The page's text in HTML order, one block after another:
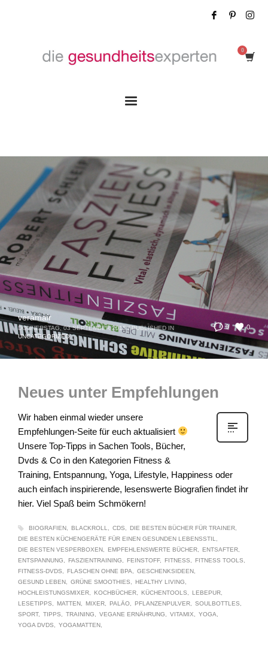
0 0
veramair
DONNERSTAG, 03 SEPTEMBER 2015 / PUBLISHED IN
UNCATEGORIZED
Neues unter Empfehlungen
Wir haben einmal wieder unsere
Empfehlungen-Seite für euch aktualisiert
Unsere Top-Tipps in Sachen Tools, Bücher,
Dvds & Co in den Kategorien Fitness &
Training, Entspannung, Yoga, Lifestyle, Happiness oder
auch einfach inspirierende, lesenswerte Biografien findet ihr
hier. Viel Spaß beim Schmökern!
BIOGRAFIEN BLACKROLL CDS
DIE BESTEN BÜCHER FÜR TRAINER
DIE BESTEN KÜCHENGERÄTE FÜR EINEN GESUNDEN LEBENSSTIL
DIE BESTEN VESPERBOXEN
EMPFEHLENSWERTE BÜCHER
ENTSAFTER
ENTSPANNUNG
FASZIENTRAINING FEINSTOFF FITNESS
FITNESS TOOLS
FITNESS-DVDS
FLASCHEN OHNE BPA
GESCHENKSIDEEN
GESUND LEBEN
GRÜNE SMOOTHIES
HEALTHY LIVING
HOCHLEISTUNGSMIXER
KOCHBÜCHER KÜCHENTOOLS
LEBEPUR
LESETIPPS
MATTEN MIXER PALÄO PFLANZENPULVER
SOULBOTTLES
SPORT
TIPPS TRAINING VEGANE ERNÄHRUNG VITAMIX
YOGA
YOGA DVDS
YOGAMATTEN